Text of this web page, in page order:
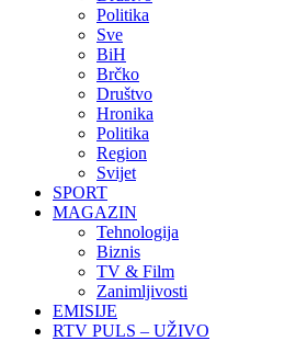
Politika
Sve
BiH
Brčko
Društvo
Hronika
Politika
Region
Svijet
SPORT
MAGAZIN
Tehnologija
Biznis
TV & Film
Zanimljivosti
EMISIJE
RTV PULS – UŽIVO